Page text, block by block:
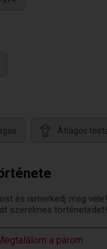
és ismerkedj meg vele!
szerelmes történetedet!
a párom
Átlagos